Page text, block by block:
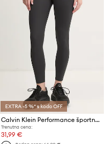
EXTRA -5 %* s kodo OFF
Calvin Klein Performance športne pajkice ženske
Trenutna cena:
31,99 €